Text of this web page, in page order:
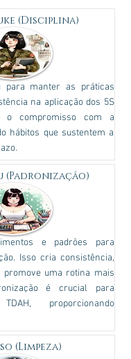
(Disciplina)
para manter as práticas
na aplicação dos 5S
o compromisso com a
hábitos que sustentem a
(Padronização)
e padrões para
Isso cria consistência,
promove uma rotina mais
é crucial para
proporcionando
(Limpeza)